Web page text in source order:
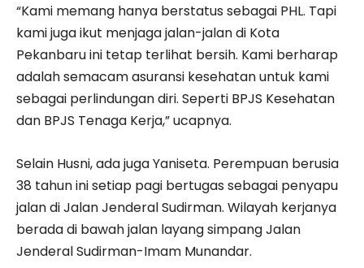
“Kami memang hanya berstatus sebagai PHL. Tapi
kami juga ikut menjaga jalan-jalan di Kota
Pekanbaru ini tetap terlihat bersih. Kami berharap
adalah semacam asuransi kesehatan untuk kami
sebagai perlindungan diri. Seperti BPJS Kesehatan
dan BPJS Tenaga Kerja,” ucapnya.
Selain Husni, ada juga Yaniseta. Perempuan berusia
38 tahun ini setiap pagi bertugas sebagai penyapu
jalan di Jalan Jenderal Sudirman. Wilayah kerjanya
berada di bawah jalan layang simpang Jalan
Jenderal Sudirman-Imam Munandar.